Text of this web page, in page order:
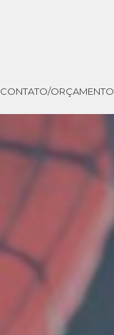
CONTATO/ORÇAMENTO